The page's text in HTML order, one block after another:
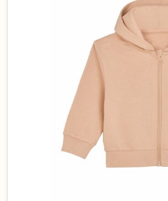
Duurzame keuzes
Made in Europe
Recycled
Bestsellers